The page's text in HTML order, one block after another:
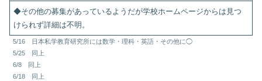
◆その他の募集があっているようだが学校ホームページからは見つ
けられず詳細は不明。
5/16 日本私学教育研究所には数学・理科・英語・その他に◯
5/25 同上
6/8 同上
6/18 同上